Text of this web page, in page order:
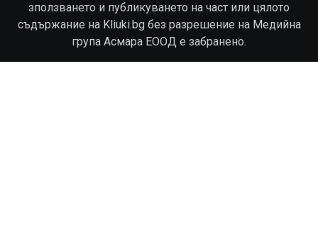
зползването и публикуването на част или цялото
съдържание на Kliuki.bg без разрешение на Медийна
група Асмара ЕООД е забранено.